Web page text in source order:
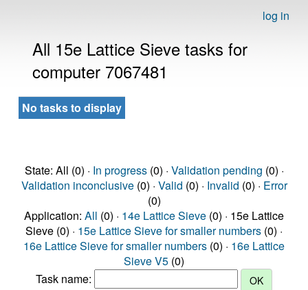
log in
All 15e Lattice Sieve tasks for
computer 7067481
No tasks to display
State: All (0) · In progress(0) · Validation pending (0) ·
Validation inconclusive(0) · Valid (0) · Invalid (0) · Error
(0)
Application: All (0) · 14e Lattice Sieve (0) · 15e Lattice
Sieve (0) · 15e Lattice Sieve for smaller numbers (0) ·
16e Lattice Sieve for smaller numbers (0) · 16e Lattice
Sieve V5 (0)
Task name: